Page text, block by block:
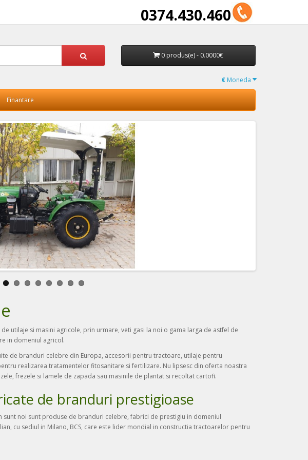
0374.430.460
0 produs(e) - 0.0000€
€ Moneda
Finantare
utilaje si masini agricole, prin urmare, veti gasi la noi o gama larga de astfel de
in domeniul agricol.
de branduri celebre din Europa, accesorii pentru tractoare, utilaje pentru
realizarea tratamentelor fitosanitare si fertilizare. Nu lipsesc din oferta noastra
frezele si lamele de zapada sau masinile de plantat si recoltat cartofi.
de branduri prestigioase
noi sunt produse de branduri celebre, fabrici de prestigiu in domeniul
cu sediul in Milano, BCS, care este lider mondial in constructia tractoarelor pentru